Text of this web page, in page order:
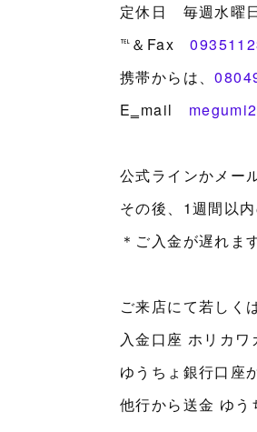
定休日 毎週水曜
℡＆Fax
携帯からは、
E‗mail
公式ラインかメー
その後、1週間以
＊ご入金が遅れま
ご来店にて若しく
入金口座 ホリカワ
ゆうちょ銀行口座
他行から送金 ゆう